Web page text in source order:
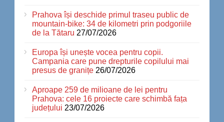
Prahova își deschide primul traseu public de
mountain-bike: 34 de kilometri prin podgoriile
de la Tătaru 27/07/2026
Europa își unește vocea pentru copii.
Campania care pune drepturile copilului mai
presus de granițe 26/07/2026
Aproape 259 de milioane de lei pentru
Prahova: cele 16 proiecte care schimbă fața
județului 23/07/2026